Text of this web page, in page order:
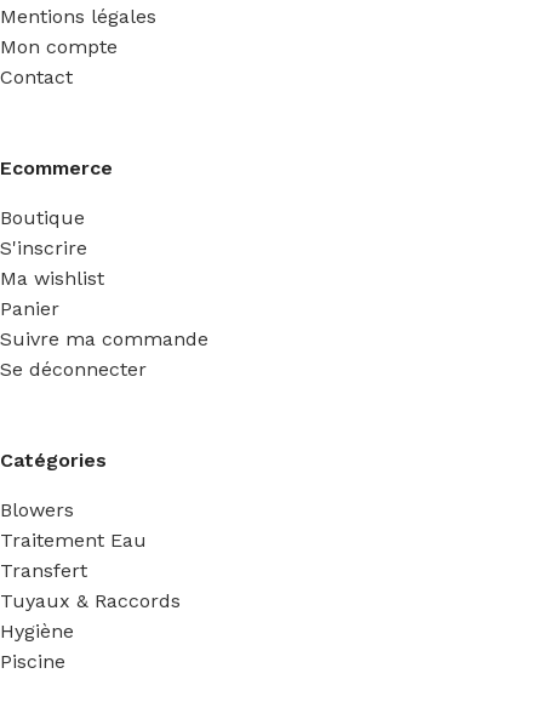
Mentions légales
Mon compte
Contact
Ecommerce
Boutique
S'inscrire
Ma wishlist
Panier
Suivre ma commande
Se déconnecter
Catégories
Blowers
Traitement Eau
Transfert
Tuyaux & Raccords
Hygiène
Piscine